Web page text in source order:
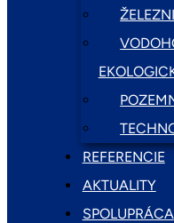
REFERENCIE
AKTUALITY
SPOLUPRÁCA